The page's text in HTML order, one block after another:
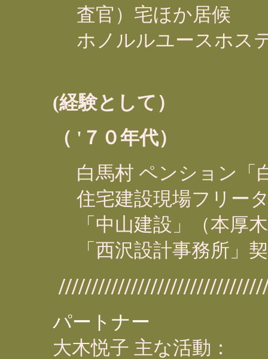
査官）宅ほか居候
ホノルルユースホス
(経験として）
（ '７０年代）
白馬村 ペンション「
住宅建設現場フリー
「中山建設」（本厚
「西沢設計事務所」
パートナー
大木悦子 主な活動：